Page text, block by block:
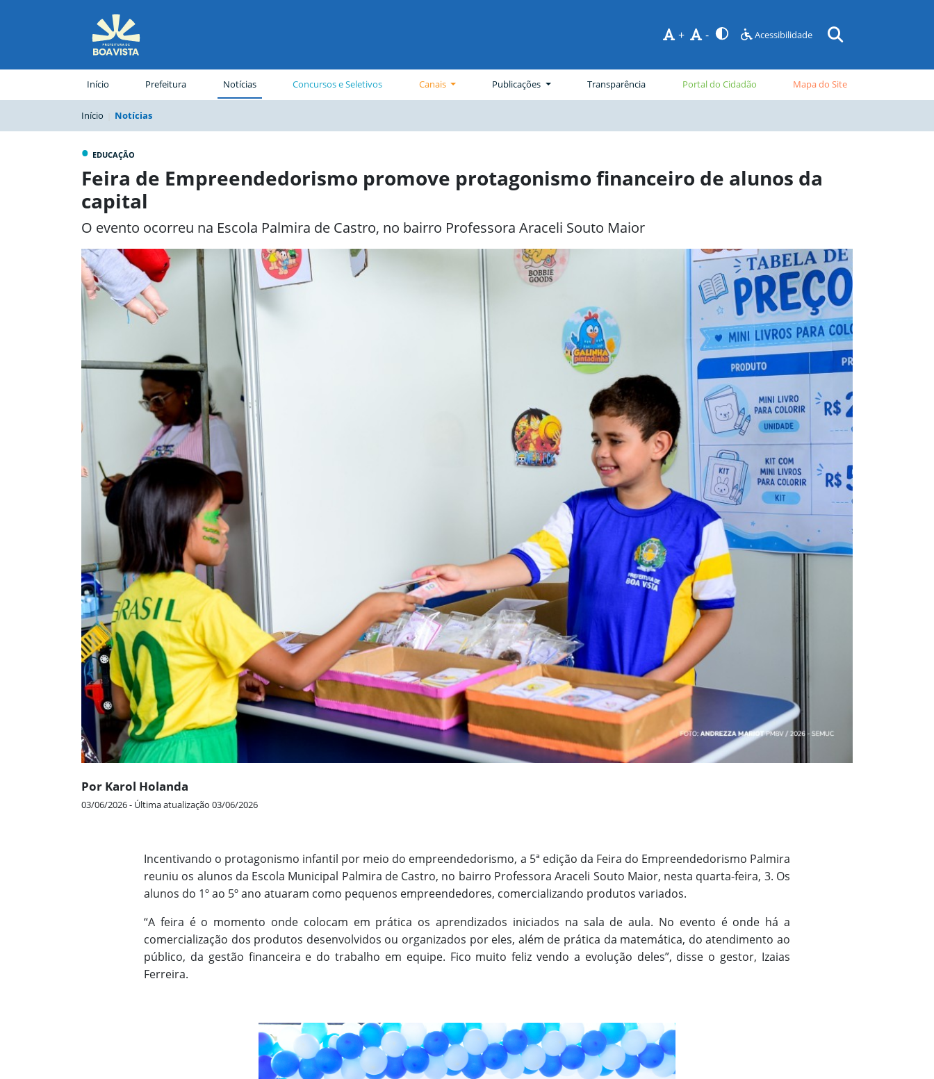
+ - Acessibilidade
Início Prefeitura(página atual)
Notícias Concursos e Seletivos Canais Publicações Transparência Portal do Cidadão Mapa do Site
Início Notícias
• EDUCAÇÃO
Feira de Empreendedorismo promove protagonismo financeiro de alunos da
capital
O evento ocorreu na Escola Palmira de Castro, no bairro Professora Araceli Souto Maior
Por Karol Holanda
03/06/2026 - Última atualização 03/06/2026
Incentivando o protagonismo infantil por meio do empreendedorismo, a 5ª edição da Feira do Empreendedorismo Palmira
reuniu os alunos da Escola Municipal Palmira de Castro, no bairro Professora Araceli Souto Maior, nesta quarta-feira, 3. Os
alunos do 1º ao 5º ano atuaram como pequenos empreendedores, comercializando produtos variados.
“A feira é o momento onde colocam em prática os aprendizados iniciados na sala de aula. No evento é onde há a
comercialização dos produtos desenvolvidos ou organizados por eles, além de prática da matemática, do atendimento ao
público, da gestão financeira e do trabalho em equipe. Fico muito feliz vendo a evolução deles”, disse o gestor, Izaias
Ferreira.